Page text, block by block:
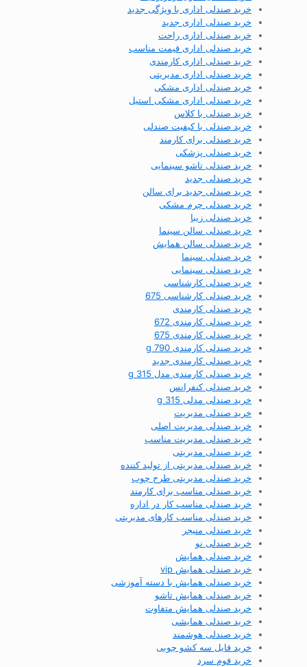
خرید صندلی اداری با ویژگی جدید
خرید صندلی اداری جدید
خرید صندلی اداری راحت
خرید صندلی اداری قیمت مناسب
خرید صندلی اداری کارمندی
خرید صندلی اداری مدیریتی
خرید صندلی اداری مشکی
خرید صندلی اداری مشکی استیل
خرید صندلی با کلاس
خرید صندلی با کیفیت صندلی
خرید صندلی برای کارمند
خرید صندلی پزشکی
خرید صندلی تاشو سینمایی
خرید صندلی جدید
خرید صندلی جدید برای سالن
خرید صندلی چرم مشکی
خرید صندلی زیبا
خرید صندلی سالن سینما
خرید صندلی سالن همایش
خرید صندلی سینما
خرید صندلی سینمایی
خرید صندلی کارشناسی
خرید صندلی کارشناسی 675
خرید صندلی کارمندی
خرید صندلی کارمندی 672
خرید صندلی کارمندی 675
خرید صندلی کارمندی 790 g
خرید صندلی کارمندی جدید
خرید صندلی کارمندی مدل g 315
خرید صندلی کنفرانس
خرید صندلی مدلی g 315
خرید صندلی مدیریت
خرید صندلی مدیریت اصلی
خرید صندلی مدیریت مناسب
خرید صندلی مدیریتی
خرید صندلی مدیریتی از تولید کننده
خرید صندلی مدیریتی طرح چوب
خرید صندلی مناسب برای کارمند
خرید صندلی مناسب کار در اداره
خرید صندلی مناسب کارهای مدیریتی
خرید صندلی منیجر
خرید صندلی نو
خرید صندلی همایش
خرید صندلی همایش vip
خرید صندلی همایش با دسته آموزشی
خرید صندلی همایش تاشو
خرید صندلی همایش متفاوت
خرید صندلی همایشی
خرید صندلی هوشمند
خرید فایل سه کشو چوبی
خرید فوم سرد